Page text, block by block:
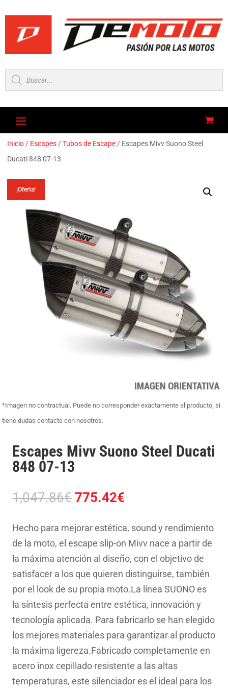
Búsqueda
de
productos
Inicio / Escapes /Tubos de Escape / Escapes Mivv Suono Steel
Ducati 848 07-13
¡Oferta!
*Imagen no contractual. Puede no corresponder exactamente al producto, si
tiene dudas contacte con nosotros.
Escapes Mivv Suono Steel Ducati
848 07-13
1,047.86€El
original
era:
1,047.86€.
775.42€
actual
es:
775.42€.
Hecho para mejorar estética, sound y rendimiento
de la moto, el escape slip-on Mivv nace a partir de
la máxima atención al diseño, con el objetivo de
satisfacer a los que quieren distinguirse, también
por el look de su propia moto.La línea SUONO es
la síntesis perfecta entre estética, innovación y
tecnología aplicada. Para fabricarlo se han elegido
los mejores materiales para garantizar al producto
la máxima ligereza.Fabricado completamente en
acero inox cepillado resistente a las altas
temperaturas, este silenciador es el ideal para los